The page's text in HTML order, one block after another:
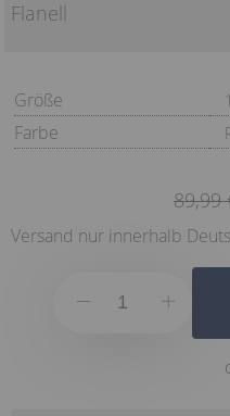
Flanell
Größe
Farbe
89,99
Versand nur innerhalb